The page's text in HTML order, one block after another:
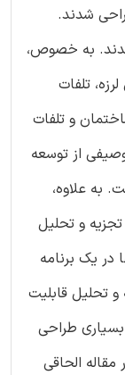
شدند.
شدند. به خصوص،
تلفات
و تلفات
از توسعه
به علاوه،
تجزیه و تحلیل
در یک برنامه
و تحلیل قابلیت
بسیاری طراحی
الحاقی